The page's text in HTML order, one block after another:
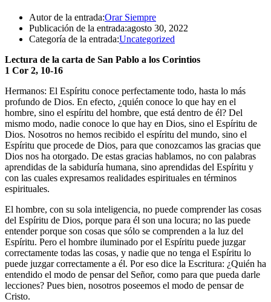
Autor de la entrada:Orar Siempre
Publicación de la entrada:agosto 30, 2022
Categoría de la entrada:Uncategorized
Lectura de la carta de San Pablo a los Corintios
1 Cor 2, 10-16
Hermanos: El Espíritu conoce perfectamente todo, hasta lo más
profundo de Dios. En efecto, ¿quién conoce lo que hay en el
hombre, sino el espíritu del hombre, que está dentro de él? Del
mismo modo, nadie conoce lo que hay en Dios, sino el Espíritu de
Dios. Nosotros no hemos recibido el espíritu del mundo, sino el
Espíritu que procede de Dios, para que conozcamos las gracias que
Dios nos ha otorgado. De estas gracias hablamos, no con palabras
aprendidas de la sabiduría humana, sino aprendidas del Espíritu y
con las cuales expresamos realidades espirituales en términos
espirituales.
El hombre, con su sola inteligencia, no puede comprender las cosas
del Espíritu de Dios, porque para él son una locura; no las puede
entender porque son cosas que sólo se comprenden a la luz del
Espíritu. Pero el hombre iluminado por el Espíritu puede juzgar
correctamente todas las cosas, y nadie que no tenga el Espíritu lo
puede juzgar correctamente a él. Por eso dice la Escritura: ¿Quién ha
entendido el modo de pensar del Señor, como para que pueda darle
lecciones? Pues bien, nosotros poseemos el modo de pensar de
Cristo.